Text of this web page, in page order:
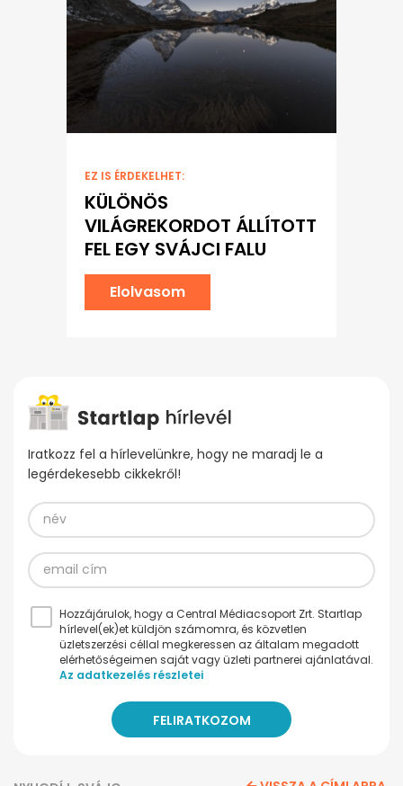
EZ IS ÉRDEKELHET:
KÜLÖNÖS
VILÁGREKORDOT ÁLLÍTOTT
FEL EGY SVÁJCI FALU
Elolvasom
Iratkozz fel a hírlevelünkre, hogy ne maradj le a
legérdekesebb cikkekről!
Hozzájárulok, hogy a Central Médiacsoport Zrt. Startlap
hírlevel(ek)et küldjön számomra, és közvetlen
üzletszerzési céllal megkeressen az általam megadott
elérhetőségeimen saját vagy üzleti partnerei ajánlatával.
Az adatkezelés részletei